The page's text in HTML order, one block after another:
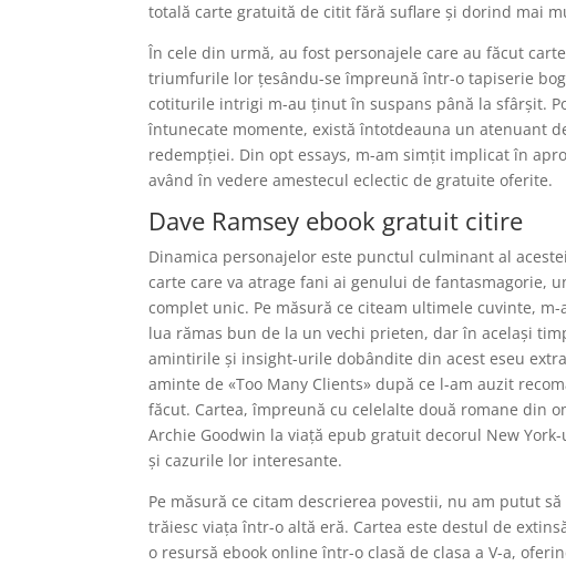
totală carte gratuită de citit fără suflare și dorind mai
În cele din urmă, au fost personajele care au făcut
triumfurile lor țesându-se împreună într-o tapiserie
cotiturile intrigi m-au ținut în suspans până la sfârșit.
întunecate momente, există întotdeauna un atenuant
redempției. Din opt essays, m-am simțit implicat în
având în vedere amestecul eclectic de gratuite oferite.
Dave Ramsey ebook gratuit citire
Dinamica personajelor este punctul culminant al
carte care va atrage fani ai genului de fantasmagorie,
complet unic. Pe măsură ce citeam ultimele cuvinte,
lua rămas bun de la un vechi prieten, dar în același
amintirile și insight-urile dobândite din acest eseu
aminte de «Too Many Clients» după ce l-am auzit
făcut. Cartea, împreună cu celelalte două romane din
Archie Goodwin la viață epub gratuit decorul New
și cazurile lor interesante.
Pe măsură ce citam descrierea povestii, nu am putut
trăiesc viața într-o altă eră. Cartea este destul de
o resursă ebook online într-o clasă de clasa a V-a,